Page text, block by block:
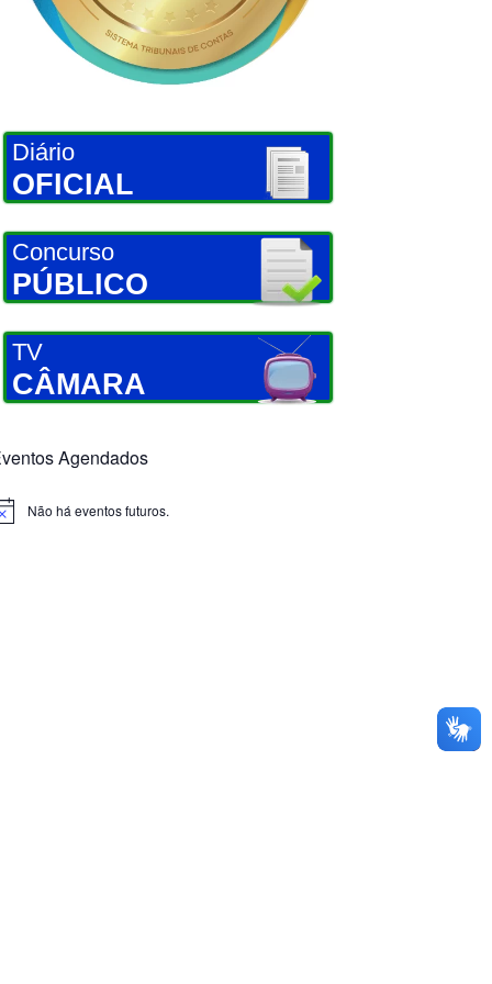
Diário
OFICIAL
Concurso
PÚBLICO
TV
CÂMARA
Agendados
Não há eventos futuros.